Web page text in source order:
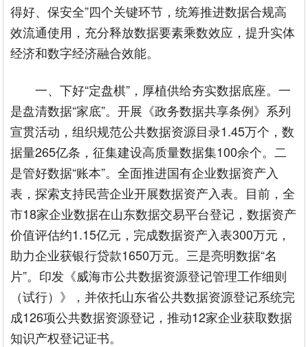
得好、保安全”四个关键环节，统筹推进数据合规高
效流通使用，充分释放数据要素乘数效应，提升实体
经济和数字经济融合效能。
一、下好“定盘棋”，厚植供给夯实数据底座。一
是盘清数据“家底”。开展《政务数据共享条例》系列
宣贯活动，组织规范公共数据资源目录1.45万个，数
据量265亿条，征集建设高质量数据集100余个。二
是管好数据“账本”。全面推进国有企业数据资产入
表，探索支持民营企业开展数据资产入表。目前，全
市18家企业数据在山东数据交易平台登记，数据资产
价值评估约1.15亿元，完成数据资产入表300万元，
助力企业获银行贷款1650万元。三是亮明数据“名
片”。印发《威海市公共数据资源登记管理工作细则
（试行）》，并依托山东省公共数据资源登记系统完
成126项公共数据资源登记，推动12家企业获取数据
知识产权登记证书。